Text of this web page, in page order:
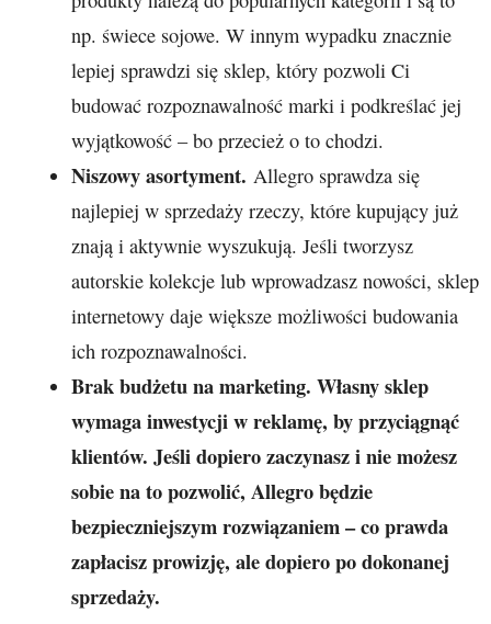
np. świece sojowe. W innym wypadku znacznie
lepiej sprawdzi się sklep, który pozwoli Ci
budować rozpoznawalność marki i podkreślać jej
wyjątkowość – bo przecież o to chodzi.
Niszowy asortyment. Allegro sprawdza się
najlepiej w sprzedaży rzeczy, które kupujący już
znają i aktywnie wyszukują. Jeśli tworzysz
autorskie kolekcje lub wprowadzasz nowości, sklep
internetowy daje większe możliwości budowania
ich rozpoznawalności.
Brak budżetu na marketing. Własny sklep
wymaga inwestycji w reklamę, by przyciągnąć
klientów. Jeśli dopiero zaczynasz i nie możesz
sobie na to pozwolić, Allegro będzie
bezpieczniejszym rozwiązaniem – co prawda
zapłacisz prowizję, ale dopiero po dokonanej
sprzedaży.